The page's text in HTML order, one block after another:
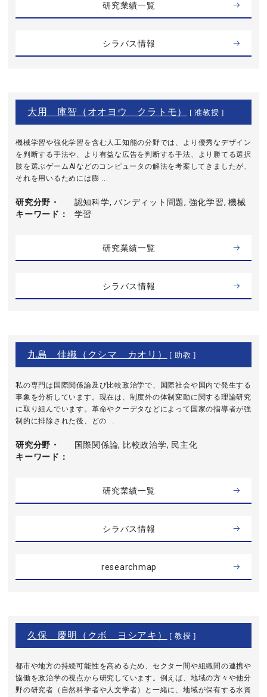
研究業績一覧
シラバス情報
大用 庫智（オオヨウ クラトモ） [ 准教授 ]
機械学習や強化学習を含む人工知能の分野では、より優秀なデザイン
を判断する手法や、より有益な広告を判断する手法、より勝てる選択
肢を選ぶゲームAIなどのコンピュータの解法を考案してきましたが、
それを用いるためには膨 ...
研究分野・
キーワード
認知科学, バンディット問題, 強化学習, 機械
学習
研究業績一覧
シラバス情報
九島 佳織（クシマ カオリ） [ 助教 ]
私の専門は国際関係論及び比較政治学で、国際社会や国内で発生する
事象を分析しています。現在は、制度外の体制変動に関する理論研究
に取り組んでいます。革命やクーデタなどによって国家の指導者が強
制的に排除された後、どの ...
研究分野・
キーワード
国際関係論, 比較政治学, 民主化
研究業績一覧
シラバス情報
researchmap
久保 慶明（クボ ヨシアキ） [ 教授 ]
都市や地方の持続可能性を高めるため、セクター間や組織間の連携や
協働を政治学の視点から研究しています。例えば、地域の方々や他分
野の研究者（自然科学者や人文学者）と一緒に、地域が保有する水資